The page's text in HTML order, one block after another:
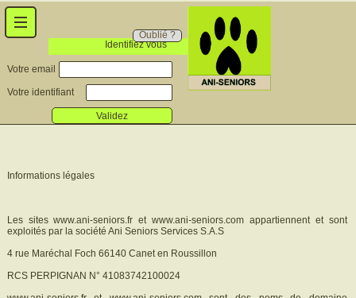
Identifiez vous
Oublié ?
Votre email
Votre identifiant
Validez
Informations légales
Les sites www.ani-seniors.fr et www.ani-seniors.com appartiennent et sont
exploités par la société Ani Seniors Services S.A.S
4 rue Maréchal Foch 66140 Canet en Roussillon
RCS PERPIGNAN N° 41083742100024